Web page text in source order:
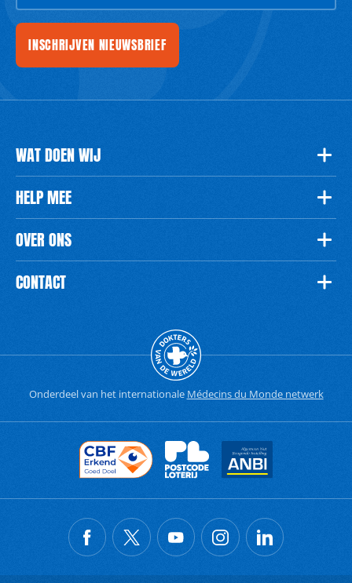
INSCHRIJVEN NIEUWSBRIEF
WAT DOEN WIJ
HELP MEE
OVER ONS
CONTACT
Onderdeel van het internationale Médecins du Monde netwerk